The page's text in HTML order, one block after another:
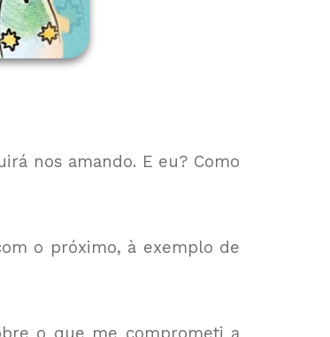
nos amando. E eu? Como
o próximo, à exemplo de